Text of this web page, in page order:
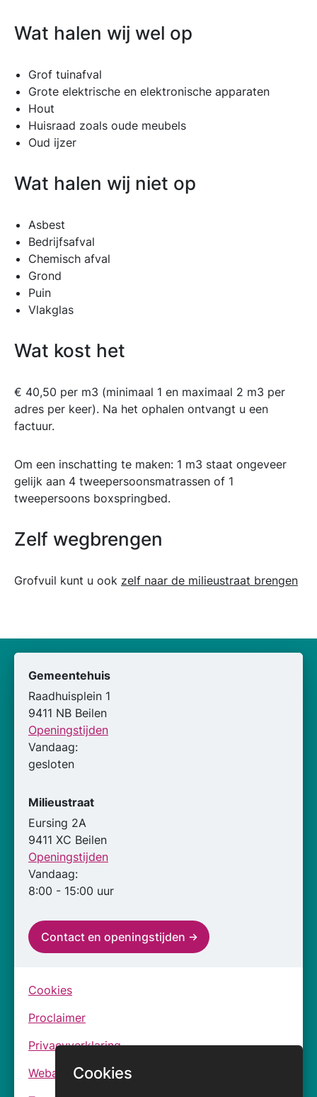
Wat halen wij wel op
Grof tuinafval
Grote elektrische en elektronische apparaten
Hout
Huisraad zoals oude meubels
Oud ijzer
Wat halen wij niet op
Asbest
Bedrijfsafval
Chemisch afval
Grond
Puin
Vlakglas
Wat kost het
€ 40,50 per m3 (minimaal 1 en maximaal 2 m3 per
adres per keer). Na het ophalen ontvangt u een
factuur.
Om een inschatting te maken: 1 m3 staat ongeveer
gelijk aan 4 tweepersoonsmatrassen of 1
tweepersoons boxspringbed.
Zelf wegbrengen
Grofvuil kunt u ook zelf naar de milieustraat brengen
Gemeentehuis
Raadhuisplein 1
9411 NB Beilen
Openingstijden
Vandaag:
gesloten
Milieustraat
Eursing 2A
9411 XC Beilen
Openingstijden
Vandaag:
8:00 - 15:00 uur
Contact en openingstijden
Cookies
Proclaimer
Privacyverklaring
WebarchiefCookies